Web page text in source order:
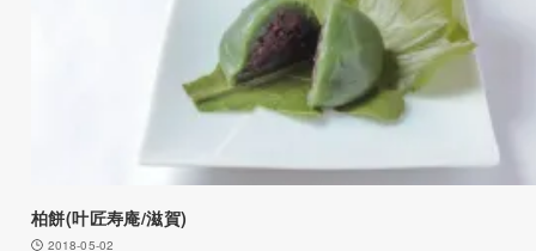
柏餅(叶匠寿庵/滋賀)
2018-05-02